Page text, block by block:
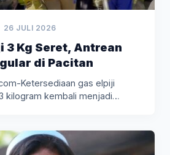
26 JULI 2026
3 Kg Seret, Antrean
di Pacitan
Ketersediaan gas elpiji
kilogram kembali menjadi